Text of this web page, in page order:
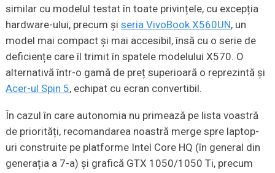
similar cu modelul testat în toate privințele, cu excepția
hardware-ului, precum și seria VivoBook X560UN, un
model mai compact și mai accesibil, însă cu o serie de
deficiențe care îl trimit în spatele modelului X570. O
alternativă într-o gamă de preț superioară o reprezintă și
Acer-ul Spin 5, echipat cu ecran convertibil.
În cazul în care autonomia nu primează pe lista voastră
de priorități, recomandarea noastră merge spre laptop-
uri construite pe platforme Intel Core HQ (în general din
generația a 7-a) și grafică GTX 1050/1050 Ti, precum